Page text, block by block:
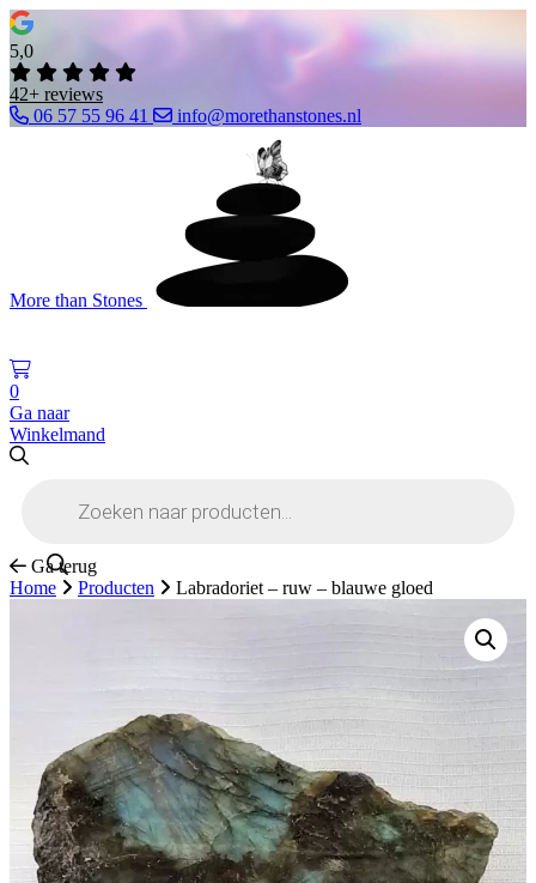
5,0
42+ reviews
06 57 55 96 41
info@morethanstones.nl
More than Stones
0
Ga naar
Winkelmand
Ga terug
Home
Producten Labradoriet – ruw – blauwe gloed